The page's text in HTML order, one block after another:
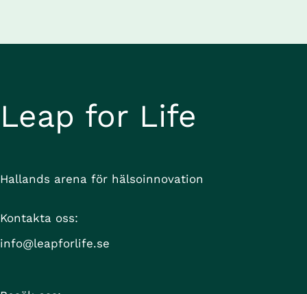
Leap for Life
Hallands arena för hälsoinnovation
Kontakta oss:
info@leapforlife.se